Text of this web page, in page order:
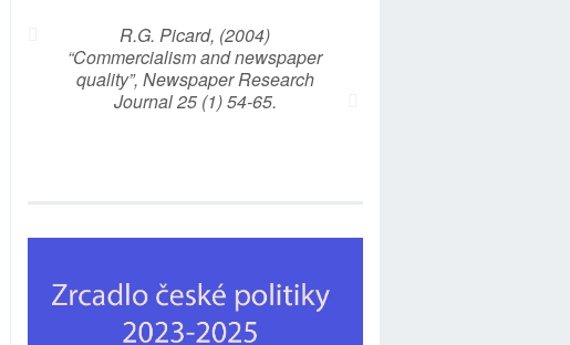
R.G. Picard, (2004)
“Commercialism and newspaper
quality”, Newspaper Research
Journal 25 (1) 54-65.